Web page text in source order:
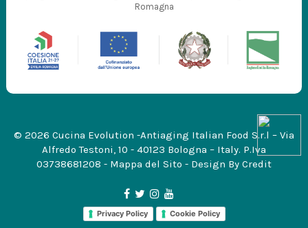
Romagna
© 2026 Cucina Evolution -Antiaging Italian Food S.r.l – Via
Alfredo Testoni, 10 - 40123 Bologna – Italy. P.Iva
03738681208 - Mappa del Sito - Design By Credit
Privacy Policy Cookie Policy